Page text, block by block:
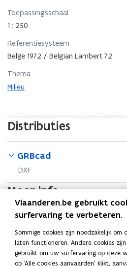
Toepassingsschaal
1 : 250
Referentiesysteem
Belge 1972 / Belgian Lambert 72
Thema
Milieu
Distributies
GRBcad
DXF
Meer info
B
e
i
j
k
o
p
n
t
i
Bekijk alle metadata
B
e
i
j
k
Trefwoorden
Laatst gewijzigd op 05.08.2026
Contact
Vlaanderen.be gebruikt
surfervaring te verbeteren.
Sommige cookies zijn noodzakelijk
laten functioneren. Andere cookies
gebruikt om uw surfervaring op deze
op 'Alle cookies aanvaarden' klikt,